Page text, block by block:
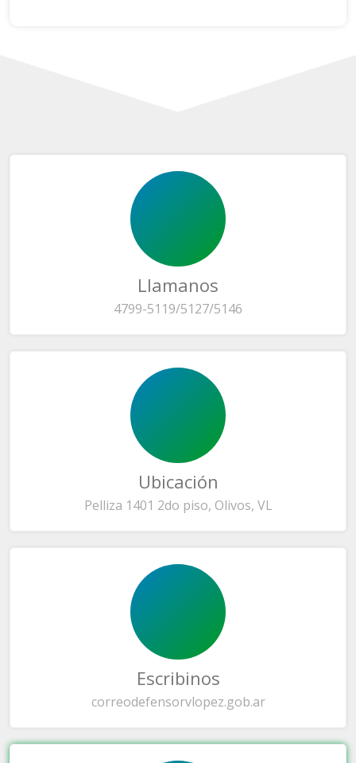
Llamanos
4799-5119/5127/5146
Ubicación
Pelliza 1401 2do piso, Olivos, VL
Escribinos
correodefensorvlopez.gob.ar